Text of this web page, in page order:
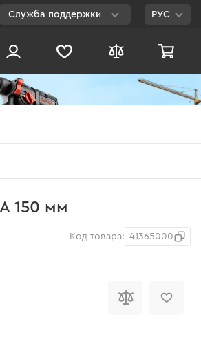
Служба поддержки
0 800 200 500
РУС
150 мм
Код товара: 41365000